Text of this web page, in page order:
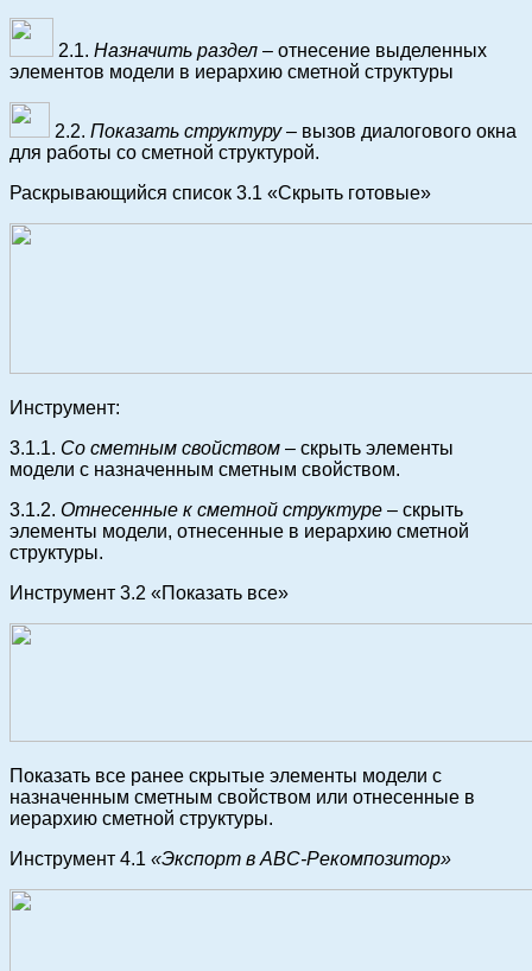
2.1. Назначить раздел – отнесение выделенных
элементов модели в иерархию сметной структуры
2.2. Показать структуру– вызов диалогового окна
для работы со сметной структурой.
Раскрывающийся список 3.1 «Скрыть готовые»
Инструмент:
3.1.1. Со сметным свойством – скрыть элементы
модели с назначенным сметным свойством.
3.1.2. Отнесенные к сметной структуре – скрыть
элементы модели, отнесенные в иерархию сметной
структуры.
Инструмент 3.2 «Показать все»
Показать все ранее скрытые элементы модели с
назначенным сметным свойством или отнесенные в
иерархию сметной структуры.
Инструмент 4.1 «Экспорт в АВС-Рекомпозитор»